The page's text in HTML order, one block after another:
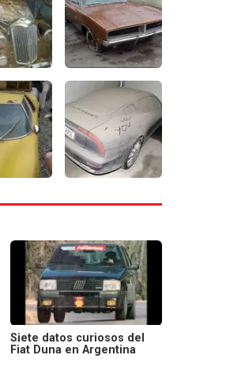
Siete datos curiosos del
Fiat Duna en Argentina